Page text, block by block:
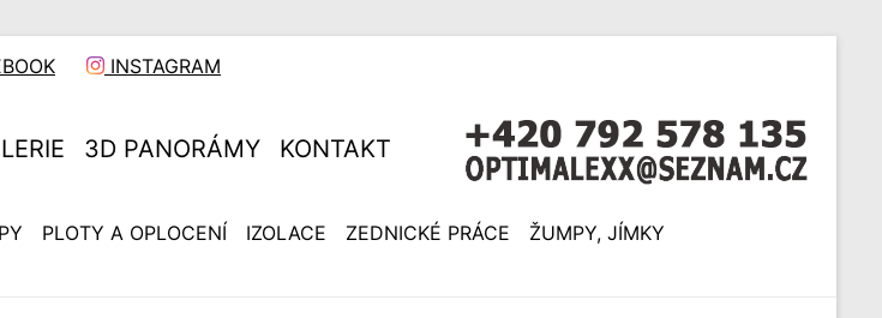
INSTAGRAM
3D PANORÁMY KONTAKT
PLOTY A OPLOCENÍ IZOLACE ZEDNICKÉ PRÁCE
ŽUMPY, JÍMKY